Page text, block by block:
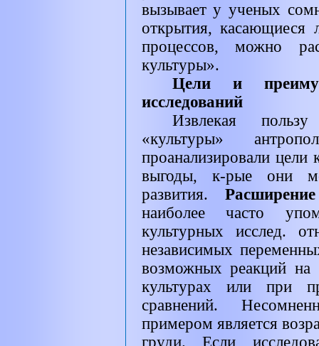
вызывает у ученых
открытия, касающиеся
процессов, можно
культуры».
Цели и
исследований
Извлекая
«культуры»
проанализировали цели
выгоды, к-рые они
развития.
наиболее часто
культурных исслед.
независимых
возможных реакций
культурах или при
сравнений.
примером является
груди. Если